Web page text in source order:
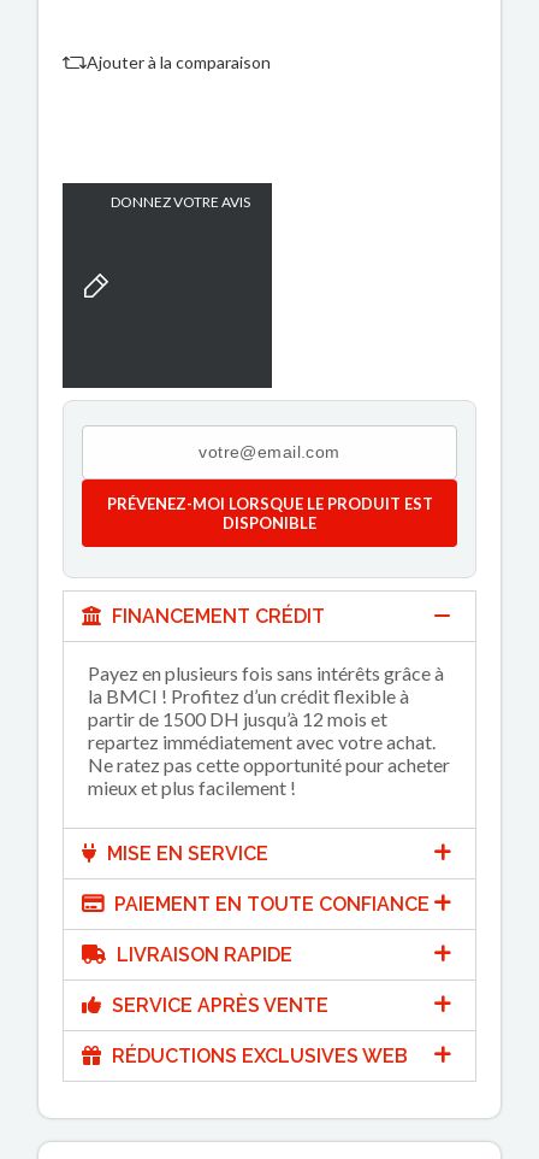
Ajouter à la comparaison
DONNEZ VOTRE AVIS
PRÉVENEZ-MOI LORSQUE LE PRODUIT EST
DISPONIBLE
FINANCEMENT CRÉDIT
Payez en plusieurs fois sans intérêts grâce à
la BMCI ! Profitez d’un crédit flexible à
partir de 1500 DH jusqu’à 12 mois et
repartez immédiatement avec votre achat.
Ne ratez pas cette opportunité pour acheter
mieux et plus facilement !
MISE EN SERVICE
PAIEMENT EN TOUTE CONFIANCE
LIVRAISON RAPIDE
SERVICE APRÈS VENTE
RÉDUCTIONS EXCLUSIVES WEB